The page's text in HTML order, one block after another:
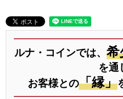
ルナ・コインでは、 希
を通
お客様との「縁」